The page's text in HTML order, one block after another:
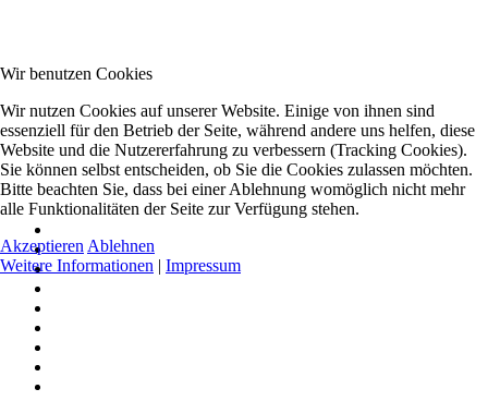
Wir benutzen Cookies
Wir nutzen Cookies auf unserer Website. Einige von ihnen sind
essenziell für den Betrieb der Seite, während andere uns helfen, diese
Website und die Nutzererfahrung zu verbessern (Tracking Cookies).
Sie können selbst entscheiden, ob Sie die Cookies zulassen möchten.
Bitte beachten Sie, dass bei einer Ablehnung womöglich nicht mehr
alle Funktionalitäten der Seite zur Verfügung stehen.
Akzeptieren Ablehnen
Weitere Informationen | Impressum